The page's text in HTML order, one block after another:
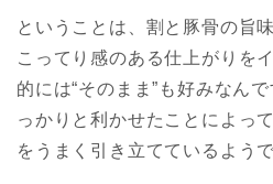
ということは、割と豚骨の旨
こってり感のある仕上がりを
的には“そのまま”も好みなん
っかりと利かせたことによっ
をうまく引き立てているようで